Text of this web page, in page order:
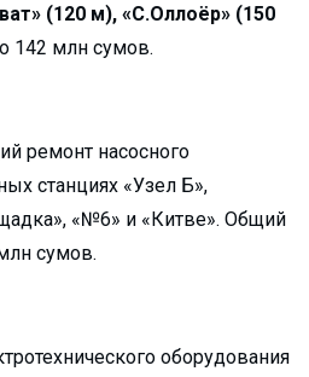
(120 м), «С.Оллоёр» (150
142 млн сумов.
ремонт насосного
станциях «Узел Б»,
«№6» и «Китве». Общий
сумов.
оборудования